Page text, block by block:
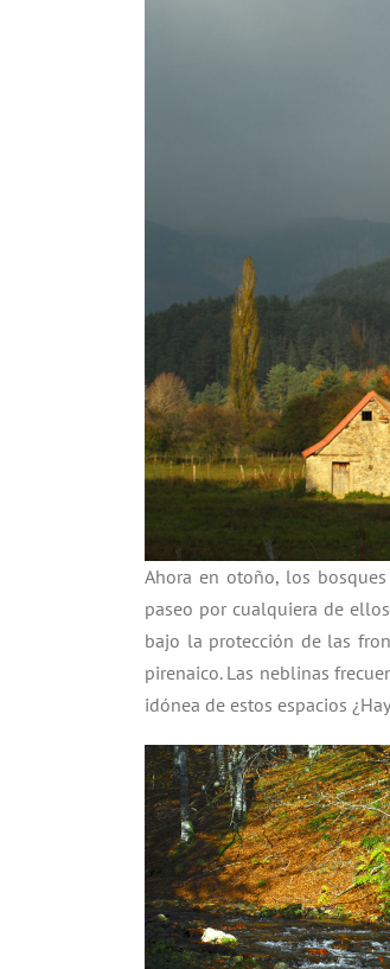
Ahora en otoño, los
paseo por cualquiera de
bajo la protección de las
pirenaico. Las neblinas
idónea de estos espacios